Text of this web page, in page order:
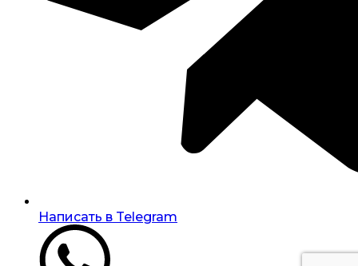
Написать в Telegram